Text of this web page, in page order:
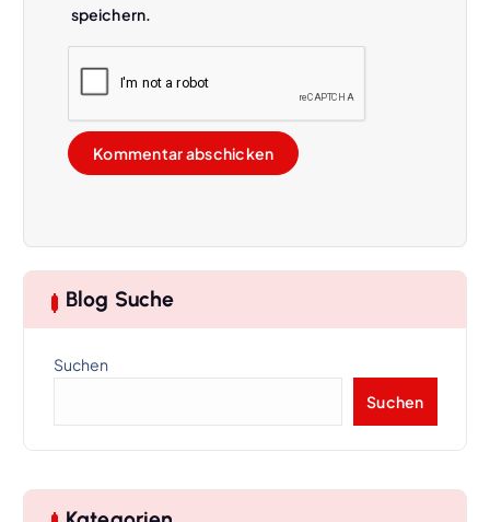
speichern.
Blog Suche
Suchen
Suchen